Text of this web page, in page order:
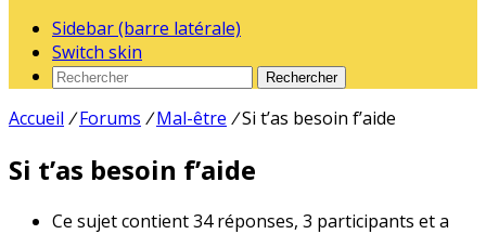
Sidebar (barre latérale)
Switch skin
Rechercher
Accueil / Forums / Mal-être /Si t’as besoin f’aide
Si t’as besoin f’aide
Ce sujet contient 34 réponses, 3 participants et a